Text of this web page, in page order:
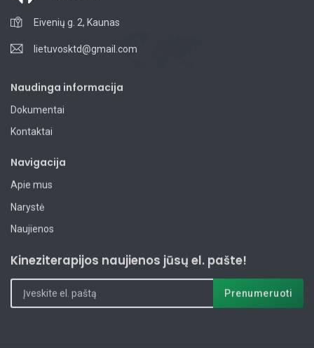
Eivenių g. 2, Kaunas
lietuvosktd@gmail.com
Naudinga informacija
Dokumentai
Kontaktai
Navigacija
Apie mus
Narystė
Naujienos
Kineziterapijos naujienos jūsų el. pašte!